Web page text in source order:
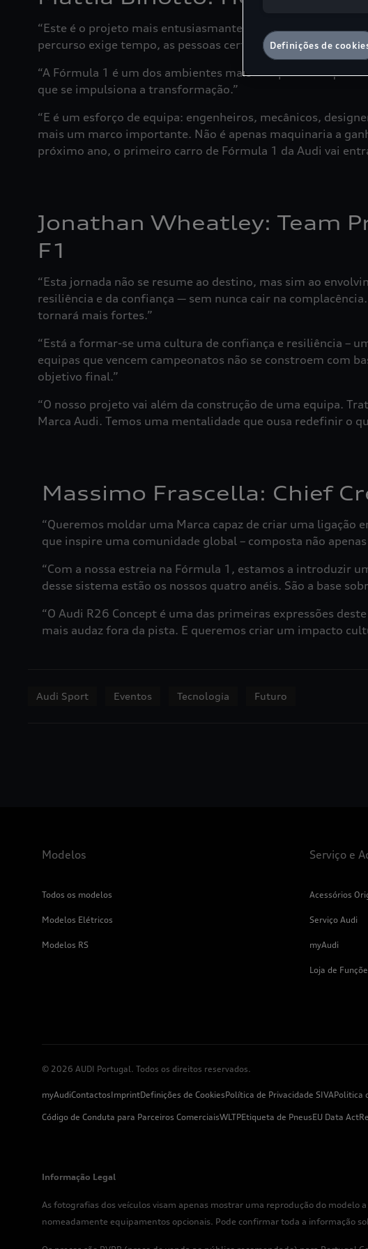
“Este é o projeto mais entusiasmante do desporto
percurso exige tempo, as pessoas certas e uma
“A Fórmula 1 é um dos ambientes mais competitivos que
que se impulsiona a transformação.”
“E é um esforço de equipa: engenheiros, mecânicos,
mais um marco importante. Não é apenas maquinaria a
próximo ano, o primeiro carro de Fórmula 1 da Audi vai
Jonathan Wheatley: Team
F1
“Esta jornada não se resume ao destino, mas sim ao
resiliência e da confiança — sem nunca cair na
tornará mais fortes.”
“Está a formar-se uma cultura de confiança e resiliência –
equipas que vencem campeonatos não se constroem com
objetivo final.”
“O nosso projeto vai além da construção de uma equipa.
Marca Audi. Temos uma mentalidade que ousa redefinir o
Massimo Frascella: Chief
“Queremos moldar uma Marca capaz de criar uma ligação
que inspire uma comunidade global – composta não
“Com a nossa estreia na Fórmula 1, estamos a introduzir
desse sistema estão os nossos quatro anéis. São a base
“O Audi R26 Concept é uma das primeiras expressões
mais audaz fora da pista. E queremos criar um impacto
Audi Sport Eventos Tecnologia Futuro
Modelos
Todos os modelos
Modelos Elétricos
Modelos RS
Serviço e
Acessórios
Serviço Audi
myAudi
Loja de
© 2026 AUDI Portugal. Todos os direitos reservados.
myAudiContactosImprintDefinições de CookiesPolítica de Privacidade SIVAPolitica
Código de Conduta para Parceiros ComerciaisWLTPEtiqueta de PneusEU Data Act
Informação Legal
As fotografias dos veículos visam apenas mostrar uma reprodução do
nomeadamente equipamentos opcionais. Pode confirmar toda a informação
Definições de